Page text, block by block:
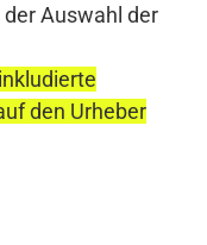
Auswahl der
den Urheber